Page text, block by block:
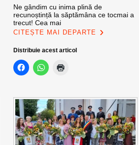
Ne gândim cu inima plină de
recunoștință la săptămâna ce tocmai a
trecut! Cea mai
CITEȘTE MAI DEPARTE
Distribuie acest articol